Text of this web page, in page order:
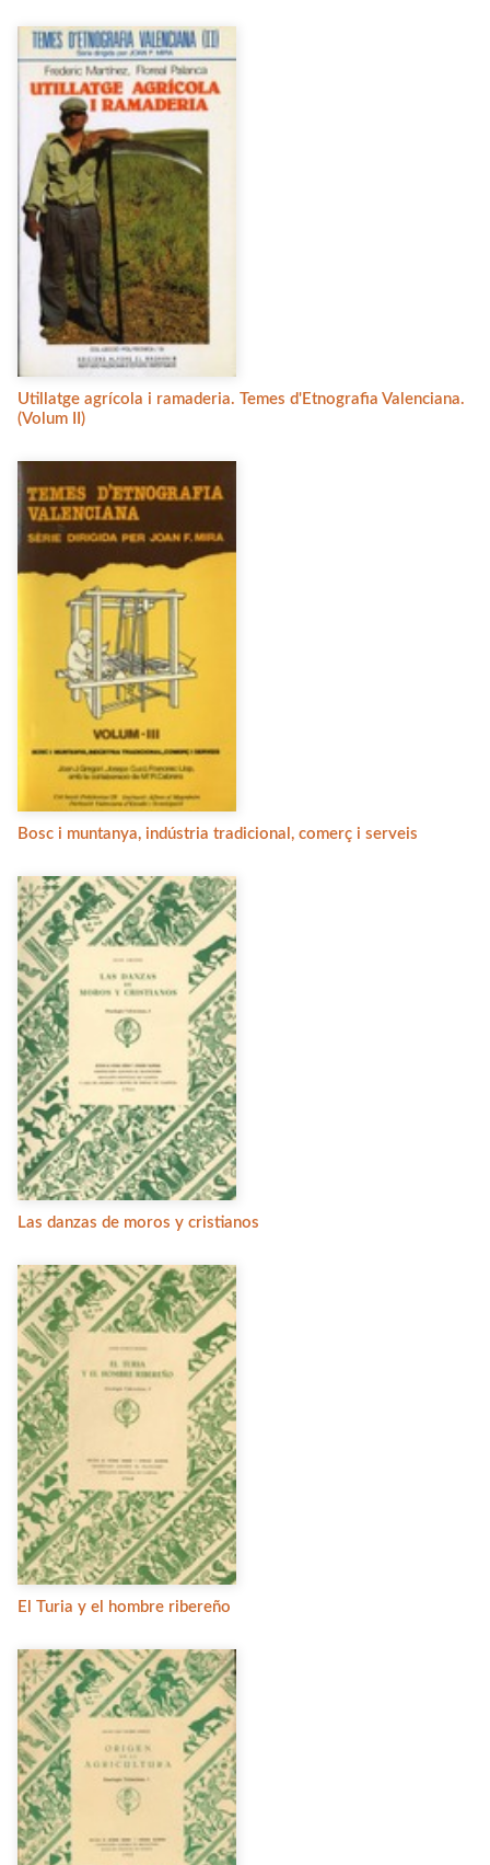
Utillatge agrícola i ramaderia. Temes d'Etnografia Valenciana.
(Volum II)
Bosc i muntanya, indústria tradicional, comerç i serveis
Las danzas de moros y cristianos
El Turia y el hombre ribereño